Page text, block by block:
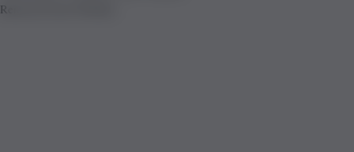
Removed from Wishlist